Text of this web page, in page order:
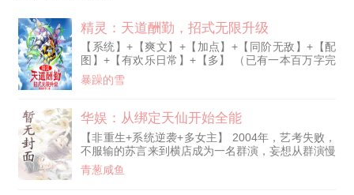
精灵：天道酬勤，招式无限升级
【系统】+【爽文】+【加点】+【同阶无敌】+【配
图】+【有欢乐日常】+【多】 （已有一本百万字完
结精灵文） 牧云穿越到这个有着宝可梦的都市世界
十八年后，终于觉醒天道酬勤系统！ 天道酬勤，努
【叮！独角虫使用吐丝，熟练度+1！】 【叮！经过
持之以恒的努力，独角虫的技能--吐丝，熟练度突破
至圆满！】 【吐丝（圆满，0/1000）：所有虫属性
招式威力+10%】 ...... 【叮！经过持之以恒的努力，
独角虫的技能--吐丝，熟练度突破圆满层次！当前等
暴躁的雪
华娱：从绑定天仙开始全能
【非重生+系统逆袭+多女主】 2004年，艺考失败，
不服输的苏言来到横店成为一名群演，妄想从群演慢
慢成长为巨星。 理想很丰满，现实很骨感。 日复一
日的扮演尸体、炮灰，让他感觉整个人生都在沉沦。
青葱咸鱼